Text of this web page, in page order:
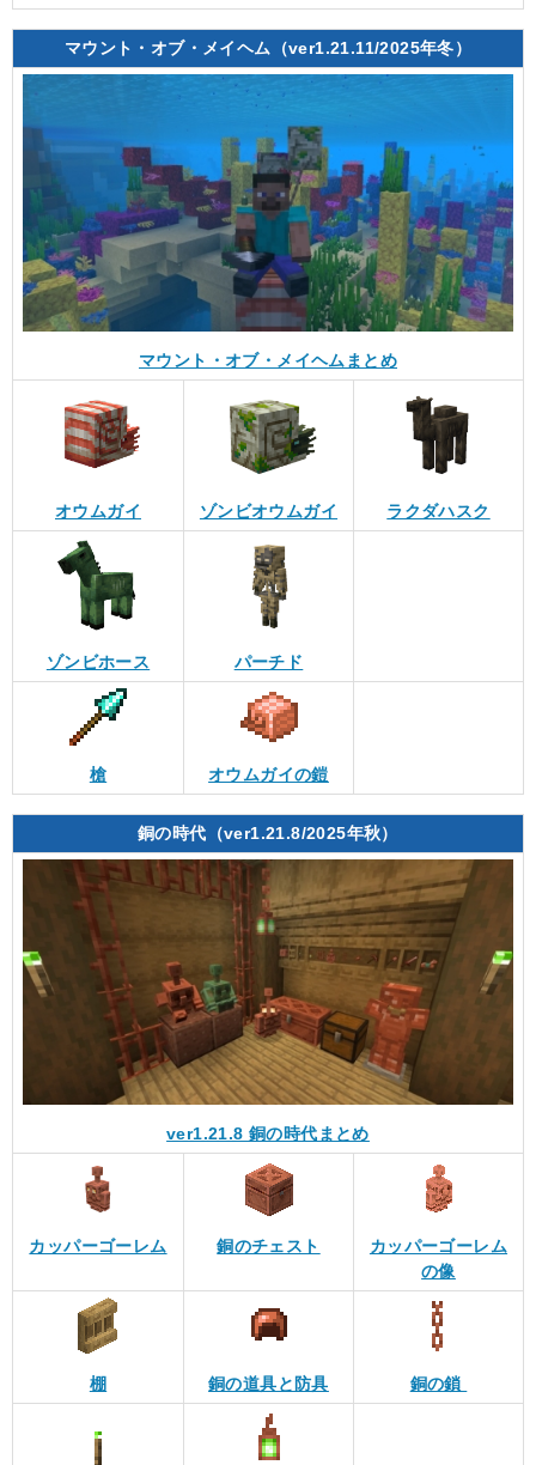
マウント・オブ・メイヘム（ver1.21.11/2025年冬）
マウント・オブ・メイヘムまとめ
オウムガイ ゾンビオウムガイ ラクダハスク
ゾンビホース パーチド
槍 オウムガイの鎧
銅の時代（ver1.21.8/2025年秋）
ver1.21.8 銅の時代まとめ
カッパーゴーレム 銅のチェスト
カッパーゴーレム
の像
棚 銅の道具と防具 銅の鎖